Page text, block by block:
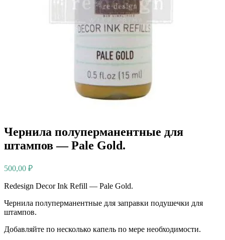
Чернила полуперманентные для
штампов — Pale Gold.
500,00 ₽
Redesign Decor Ink Refill — Pale Gold.
Чернила полуперманентные для заправки подушечки для
штампов.
Добавляйте по несколько капель по мере необходимости.